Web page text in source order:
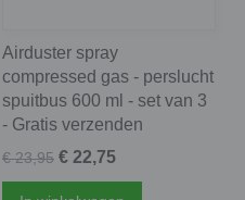
Airduster spray
compressed gas - perslucht
spuitbus 600 ml - set van 3
- Gratis verzenden
€ 23,95 € 22,75